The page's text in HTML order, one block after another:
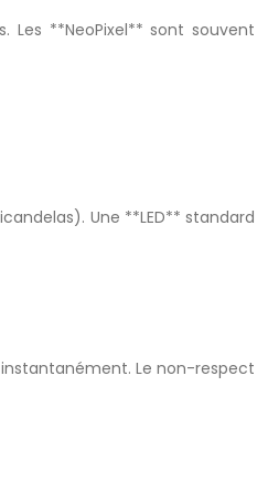
Les **NeoPixel** sont souvent
Une **LED** standard
Le non-respect